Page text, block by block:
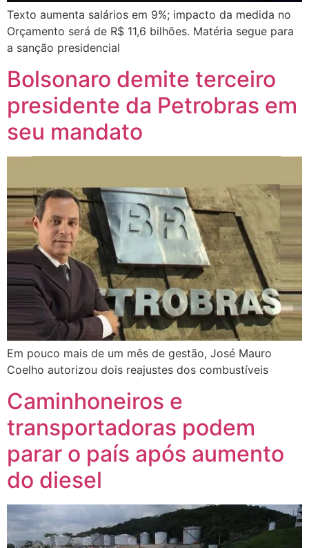
Texto aumenta salários em 9%; impacto da medida no
Orçamento será de R$ 11,6 bilhões. Matéria segue para
a sanção presidencial
Bolsonaro demite terceiro
presidente da Petrobras em
seu mandato
Em pouco mais de um mês de gestão, José Mauro
Coelho autorizou dois reajustes dos combustíveis
Caminhoneiros e
transportadoras podem
parar o país após aumento
do diesel